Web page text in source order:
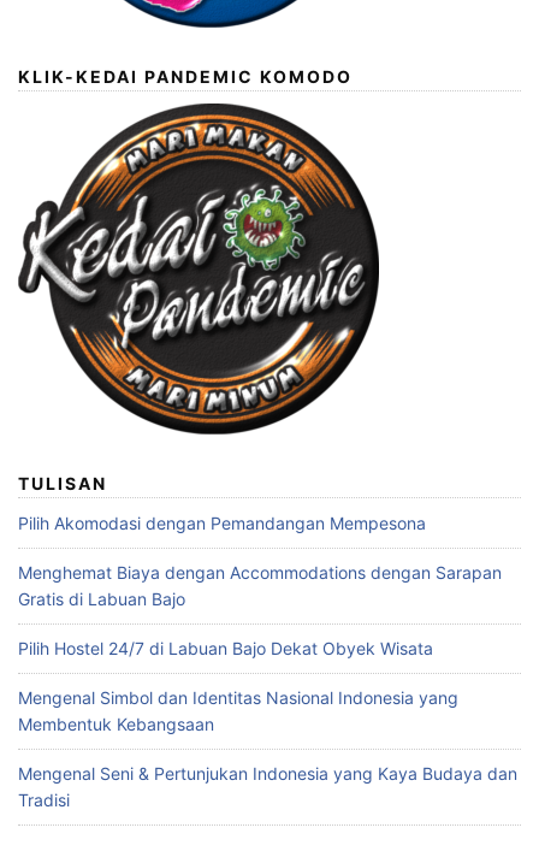
KLIK-KEDAI PANDEMIC KOMODO
TULISAN
Pilih Akomodasi dengan Pemandangan Mempesona
Menghemat Biaya dengan Accommodations dengan Sarapan
Gratis di Labuan Bajo
Pilih Hostel 24/7 di Labuan Bajo Dekat Obyek Wisata
Mengenal Simbol dan Identitas Nasional Indonesia yang
Membentuk Kebangsaan
Mengenal Seni & Pertunjukan Indonesia yang Kaya Budaya dan
Tradisi